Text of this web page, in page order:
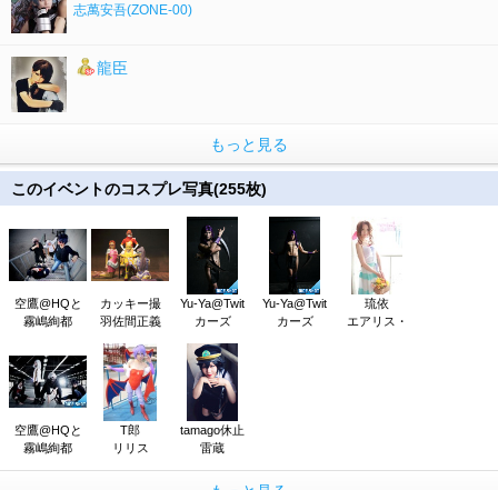
志萬安吾(ZONE-00)
龍臣
もっと見る
このイベントのコスプレ写真(255枚)
空鷹@HQと
霧嶋絢都
カッキー撮
羽佐間正義
Yu-Ya@Twit
カーズ
Yu-Ya@Twit
カーズ
琉依
エアリス・
空鷹@HQと
霧嶋絢都
T郎
リリス
tamago休止
雷蔵